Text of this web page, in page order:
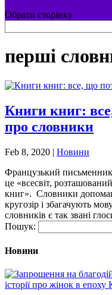
Обрати сторінку
перші
Книги книг:
про словники
Feb 8, 2020 | Новини
Французький
це «всесвіт,
книг». Словники
кругозір і збагачують
словників є так звані
Пошук:
Новини